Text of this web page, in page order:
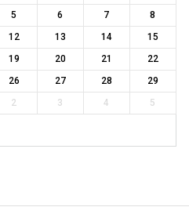
5 6 7
8
12 13 14
15
19 20 21
22
26 27 28
29
2 3 4 5